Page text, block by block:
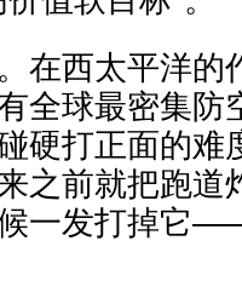
在西太平洋的
全球最密集防
硬打正面的难
之前就把跑道
一发打掉它